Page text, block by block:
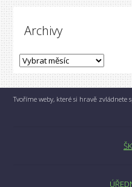
Archivy
Tvoříme weby, které si hravě zvládnete